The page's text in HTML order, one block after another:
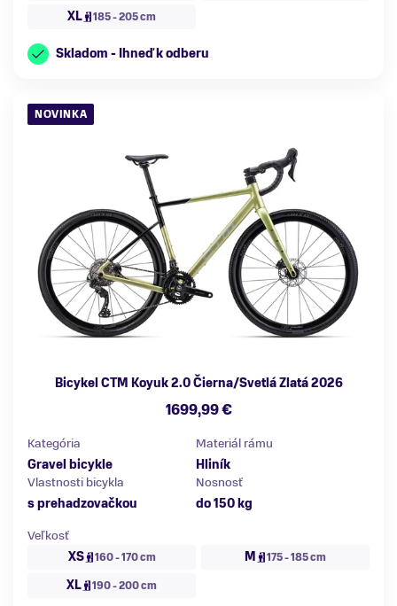
XL 185 - 205 cm
Skladom - Ihneď k odberu
NOVINKA
Bicykel CTM Koyuk 2.0 Čierna/Svetlá Zlatá 2026
1699,99 €
Kategória
Gravel bicykle
Materiál rámu
Hliník
Vlastnosti bicykla
s prehadzovačkou
Nosnosť
do 150 kg
Veľkosť
XS
160 - 170 cm M 175 - 185 cm
XL 190 - 200 cm